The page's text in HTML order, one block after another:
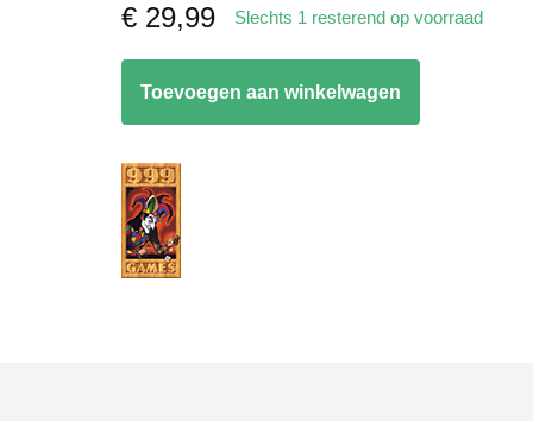
€ 29,99 Slechts 1 resterend op voorraad
Junior
Toevoegen aan winkelwagen